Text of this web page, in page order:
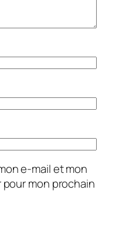
e-mail et mon
mon prochain